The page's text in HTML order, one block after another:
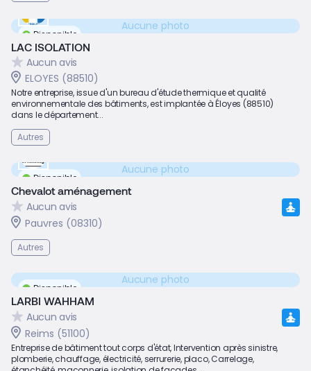
Disponible
Aucune photo
LAC ISOLATION
Aucun avis
ELOYES (88510)
Notre entreprise, issue d'un bureau d'étude thermique et qualité
environnementale des bâtiments, est implantée à Éloyes (88510)
dans le département...
Autres
Disponible
Aucune photo
Chevalot aménagement
Aucun avis
Pauvres (08310)
Autres
Disponible
Aucune photo
LARBI WAHHAM
Aucun avis
Reims (51100)
Entreprise de bâtiment tout corps d'état, Intervention après sinistre,
plomberie, chauffage, électricité, serrurerie, placo, Carrelage,